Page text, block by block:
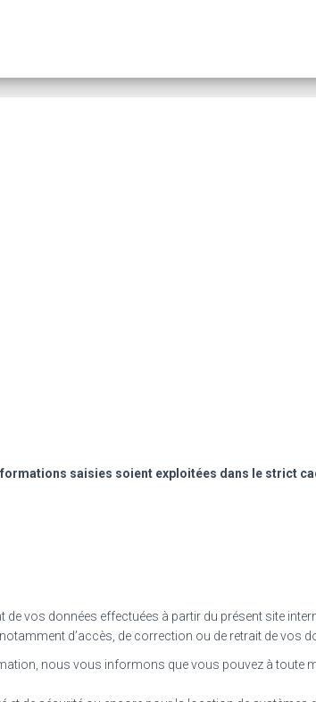
saisies soient exploitées dans le strict
de vos données effectuées à partir du présent site
d’accès, de correction ou de retrait de
nous vous informons que vous pouvez à toute